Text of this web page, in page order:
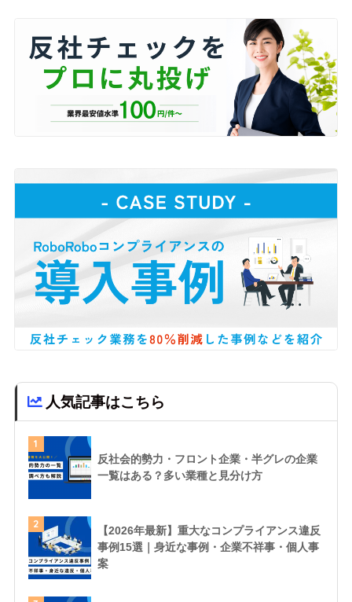
人気記事はこちら
1
反社会的勢力・フロント企業・半グレの企業
一覧はある？多い業種と見分け方
2
【2026年最新】重大なコンプライアンス違反
事例15選｜身近な事例・企業不祥事・個人事
案